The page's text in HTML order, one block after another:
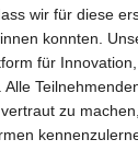
wir für diese
konnten.
für
zu